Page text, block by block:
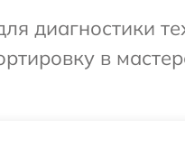
диагностики
в